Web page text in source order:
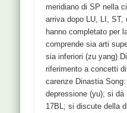
meridiano di SP nella
arriva dopo LU, LI, ST,
hanno completato per
comprende sia arti
sia inferiori (zu yang)
riferimento a concetti
carenze Dinastia
depressione (yu); si
17BL; si discute della